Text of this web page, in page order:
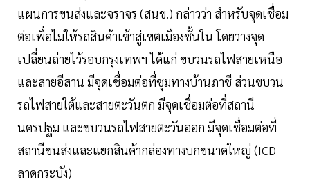
แผนการขนส่งและจราจร (สนข.) กล่าวว่า สำหรับจุดเชื่อม
ต่อเพื่อไม่ให้รถสินค้าเข้าสู่เขตเมืองชั้นใน โดยวางจุด
เปลี่ยนถ่ายไว้รอบกรุงเทพฯ ได้แก่ ขบวนรถไฟสายเหนือ
และสายอีสาน มีจุดเชื่อมต่อที่ชุมทางบ้านภาชี ส่วนขบวน
รถไฟสายใต้และสายตะวันตก มีจุดเชื่อมต่อที่สถานี
นครปฐม และขบวนรถไฟสายตะวันออก มีจุดเชื่อมต่อที่
สถานีขนส่งและแยกสินค้ากล่องทางบกขนาดใหญ่ (ICD
ลาดกระบัง)